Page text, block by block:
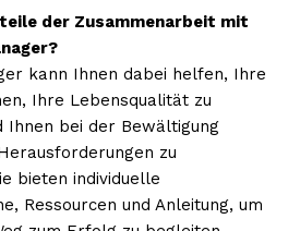
der Zusammenarbeit mit
kann Ihnen dabei helfen, Ihre
Ihre Lebensqualität zu
Ihnen bei der Bewältigung
zu
bieten individuelle
Ressourcen und Anleitung, um